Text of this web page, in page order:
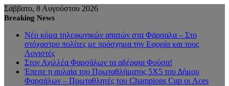
Σάββατο, 8 Αυγούστου 2026
Breaking News
Νέο κύμα τηλεφωνικών απατών στα Φάρσαλα – Στο
στόχαστρο πολίτες με πρόσχημα την Εφορία και τους
Λογιστές
Στον Αχιλλέα Φαρσάλων τα αδέρφια Φούσα!
Έπεσε η αυλαία του Πρωταθλήματος 5Χ5 του Δήμου
Φαρσάλων – Πρωταθλητές του Champions Cup οι Aces